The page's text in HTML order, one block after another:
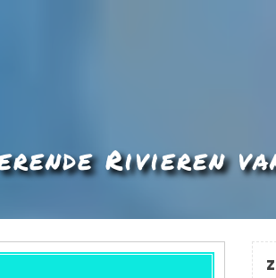
Rivieren